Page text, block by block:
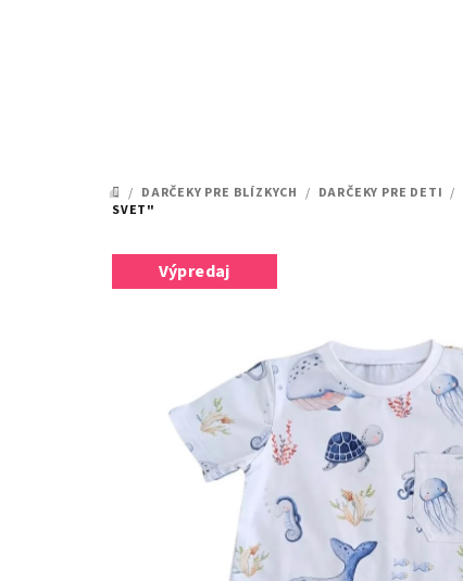
DOMOV
/ DARČEKY PRE BLÍZKYCH / DARČEKY PRE DETI /
SVET"
Výpredaj